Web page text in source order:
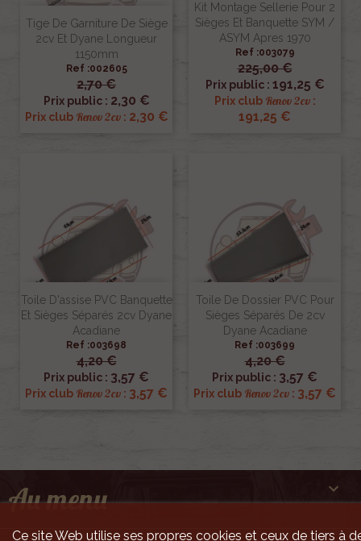
Tige De Garniture De Siège
2cv Et Dyane Longueur
1150mm
Ref :002605
2,70 €
Prix public : 2,30 €
Prix club Renov 2cv: 2,30 €
Kit Montage Sellerie Pour 2
Sièges Et Banquette SYM /
ASYM Apres 1970
Ref :003079
225,00 €
Prix public : 191,25 €
Prix club Renov 2cv:
191,25 €
Toile D'assise PVC Banquette
Et Sièges Séparés 2cv Dyane
Acadiane
Ref :003698
4,20 €
Prix public : 3,57 €
Prix club Renov 2cv : 3,57 €
Toile De Dossier PVC Pour
Sièges Séparés De 2cv
Dyane Acadiane
Ref :003699
4,20 €
Prix public : 3,57 €
Prix club Renov 2cv : 3,57 €
Au menu 
Ce site Web utilise ses propres cookies et ceux de tiers à